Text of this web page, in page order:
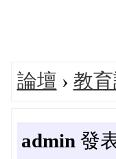
論壇 › 教
admin 發